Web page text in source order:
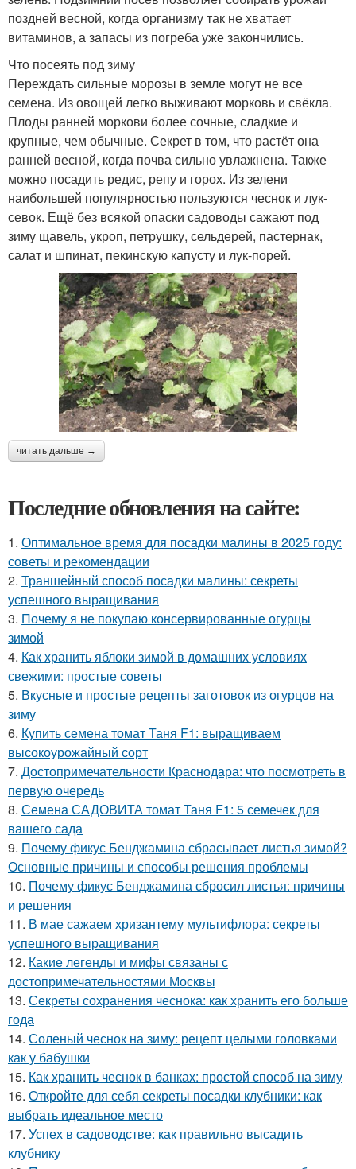
поздней весной, когда организму так не хватает
витаминов, а запасы из погреба уже закончились.
Что посеять под зиму
Переждать сильные морозы в земле могут не все
семена. Из овощей легко выживают морковь и свёкла.
Плоды ранней моркови более сочные, сладкие и
крупные, чем обычные. Секрет в том, что растёт она
ранней весной, когда почва сильно увлажнена. Также
можно посадить редис, репу и горох. Из зелени
наибольшей популярностью пользуются чеснок и лук-
севок. Ещё без всякой опаски садоводы сажают под
зиму щавель, укроп, петрушку, сельдерей, пастернак,
салат и шпинат, пекинскую капусту и лук-порей.
читать дальше →
Последние обновления на сайте:
1. Оптимальное время для посадки малины в 2025 году:
советы и рекомендации
2. Траншейный способ посадки малины: секреты
успешного выращивания
3. Почему я не покупаю консервированные огурцы
зимой
4. Как хранить яблоки зимой в домашних условиях
свежими: простые советы
5. Вкусные и простые рецепты заготовок из огурцов на
зиму
6. Купить семена томат Таня F1: выращиваем
высокоурожайный сорт
7. Достопримечательности Краснодара: что посмотреть в
первую очередь
8. Семена САДОВИТА томат Таня F1: 5 семечек для
вашего сада
9. Почему фикус Бенджамина сбрасывает листья зимой?
Основные причины и способы решения проблемы
10. Почему фикус Бенджамина сбросил листья: причины
и решения
11. В мае сажаем хризантему мультифлора: секреты
успешного выращивания
12. Какие легенды и мифы связаны с
достопримечательностями Москвы
13. Секреты сохранения чеснока: как хранить его больше
года
14. Соленый чеснок на зиму: рецепт целыми головками
как у бабушки
15. Как хранить чеснок в банках: простой способ на зиму
16. Откройте для себя секреты посадки клубники: как
выбрать идеальное место
17. Успех в садоводстве: как правильно высадить
клубнику